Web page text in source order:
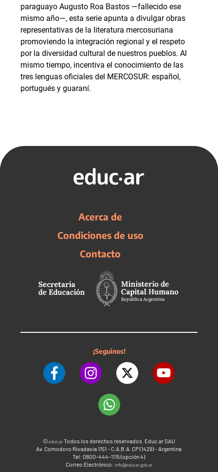
paraguayo Augusto Roa Bastos —fallecido ese
mismo año—, esta serie apunta a divulgar obras
representativas de la literatura mercosuriana
promoviendo la integración regional y el respeto
por la diversidad cultural de nuestros pueblos. Al
mismo tiempo, incentiva el conocimiento de las
tres lenguas oficiales del MERCOSUR: español,
portugués y guaraní.
Acerca de
Condiciones de uso
Contacto
¡Seguinos!
©educ.arTodos los derechos reservados. Educ.ar SAU
Av. Comodoro Rivadavia 1151 - C.A.B.A. CP (1429) - Argentina
Tel: 0800-444-1115 (opción 4)
Correo Electrónico: info@educar.gob.ar